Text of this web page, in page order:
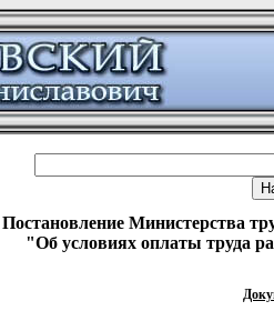
Постановление Министерства
"Об условиях оплаты труда